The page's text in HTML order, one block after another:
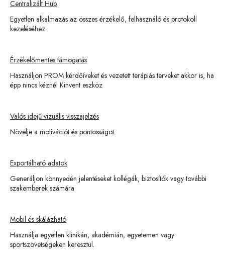
Centralizált Hub
Egyetlen alkalmazás az összes érzékelő, felhasználó és protokoll
kezeléséhez.
Érzékelőmentes támogatás
Használjon PROM kérdőíveket és vezetett terápiás terveket akkor is, ha
épp nincs kéznél Kinvent eszköz
Valós idejű vizuális visszajelzés
Növelje a motivációt és pontosságot.
Exportálható adatok
Generáljon könnyedén jelentéseket kollégák, biztosítók vagy további
szakemberek számára
Mobil és skálázható
Használja egyetlen klinikán, akadémián, egyetemen vagy
sportszövetségeken keresztül.